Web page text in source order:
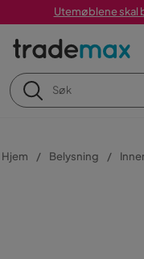
Utemøblene skal
Hjem Belysning